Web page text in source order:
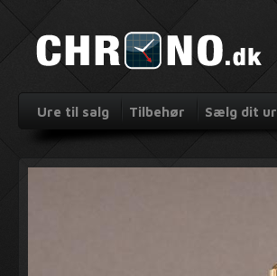
Ure til salg Tilbehør Sælg dit ur